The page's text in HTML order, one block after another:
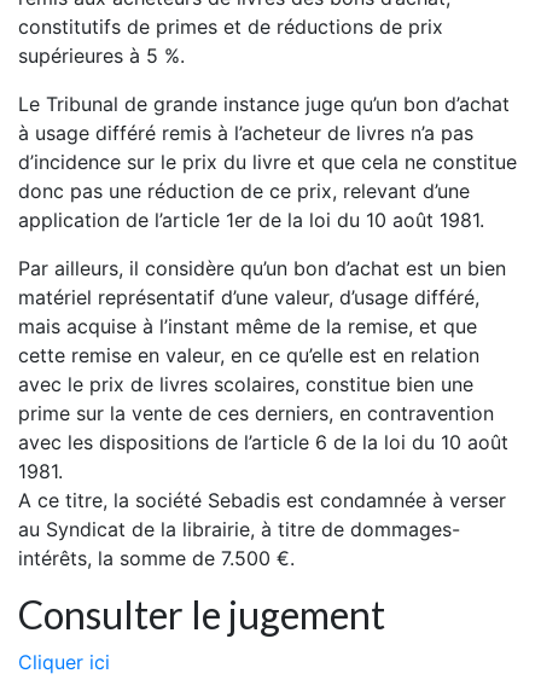
constitutifs de primes et de réductions de prix
supérieures à 5 %.
Le Tribunal de grande instance juge qu’un bon d’achat
à usage différé remis à l’acheteur de livres n’a pas
d’incidence sur le prix du livre et que cela ne constitue
donc pas une réduction de ce prix, relevant d’une
application de l’article 1er de la loi du 10 août 1981.
Par ailleurs, il considère qu’un bon d’achat est un bien
matériel représentatif d’une valeur, d’usage différé,
mais acquise à l’instant même de la remise, et que
cette remise en valeur, en ce qu’elle est en relation
avec le prix de livres scolaires, constitue bien une
prime sur la vente de ces derniers, en contravention
avec les dispositions de l’article 6 de la loi du 10 août
1981.
A ce titre, la société Sebadis est condamnée à verser
au Syndicat de la librairie, à titre de dommages-
intérêts, la somme de 7.500 €.
Consulter le jugement
Cliquer ici